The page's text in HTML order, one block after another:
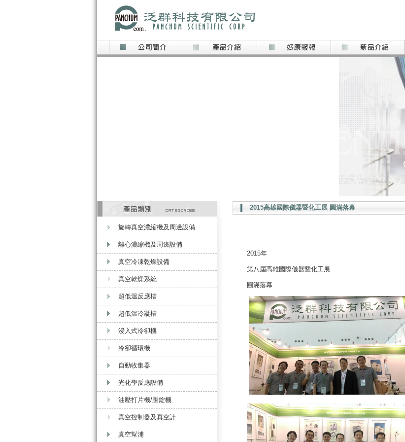
旋轉真空濃縮機及周邊設備
離心濃縮機及周邊設備
真空冷凍乾燥設備
真空乾燥系統
超低溫反應槽
超低溫冷凝槽
浸入式冷卻機
冷卻循環機
自動收集器
光化學反應設備
油壓打片機/壓錠機
真空控制器及真空計
真空幫浦
2015高雄國際儀器暨化工展 圓滿落幕
2015年
第八屆高雄國際儀器暨化工展
圓滿落幕